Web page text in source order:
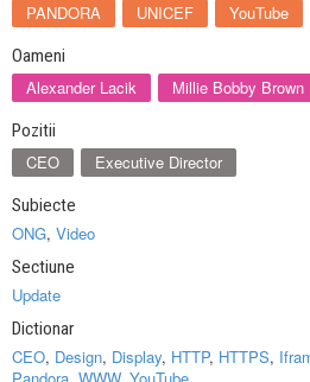
PANDORA UNICEF YouTube
Oameni
Alexander Lacik Millie Bobby Brown
Pozitii
CEO Executive Director
Subiecte
ONG, Video
Sectiune
Update
Dictionar
CEO, Design, Display, HTTP, HTTPS,